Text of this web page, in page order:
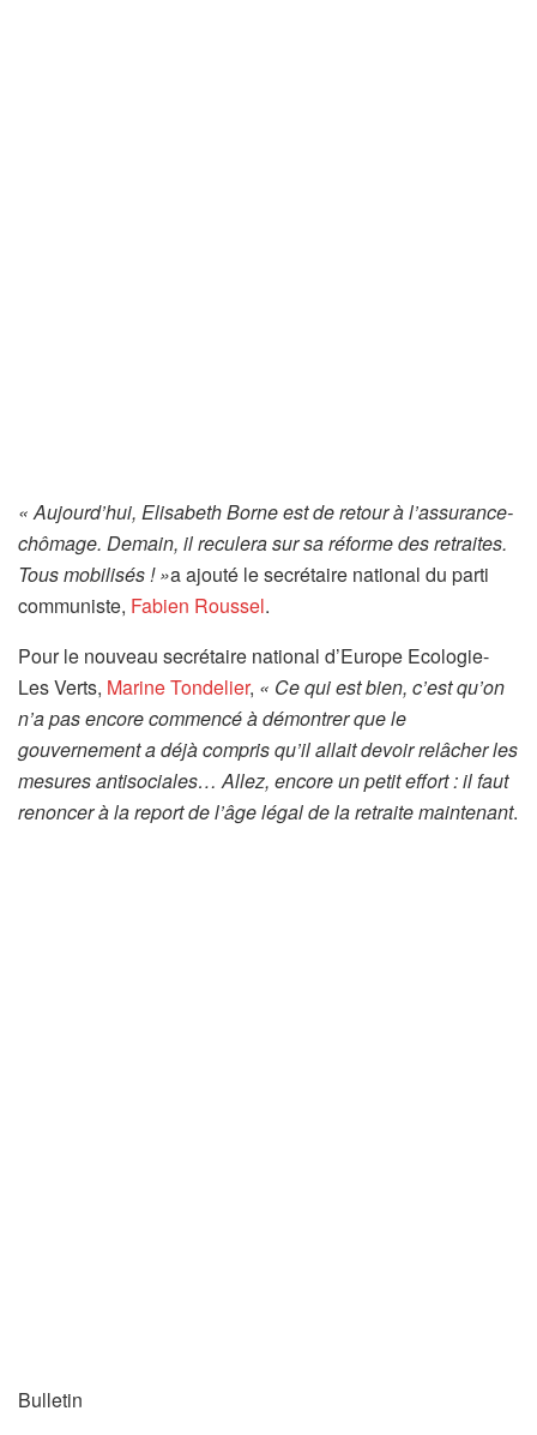
« Aujourd’hui, Elisabeth Borne est de retour à l’assurance-
chômage. Demain, il reculera sur sa réforme des retraites.
Tous mobilisés ! »a ajouté le secrétaire national du parti
communiste, Fabien Roussel.
Pour le nouveau secrétaire national d’Europe Ecologie-
Les Verts, Marine Tondelier, « Ce qui est bien, c’est qu’on
n’a pas encore commencé à démontrer que le
gouvernement a déjà compris qu’il allait devoir relâcher les
mesures antisociales… Allez, encore un petit effort : il faut
renoncer à la report de l’âge légal de la retraite maintenant.
Bulletin